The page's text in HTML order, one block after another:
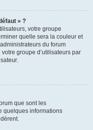
» ?
votre groupe
quelle sera la couleur et
du forum
groupe d’utilisateurs par
que sont les
quelques informations